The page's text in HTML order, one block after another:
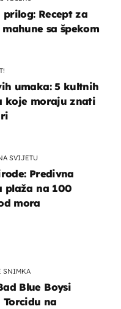
SNIMKA
Blue Boysi
Torcidu na
prilog: Recept za
sa špekom
umaka: 5 kultnih
koje moraju znati
SVIJETU
Predivna
plaža na 100
mora